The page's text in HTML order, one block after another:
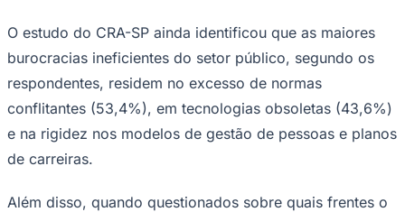
Palmeiras
O estudo do CRA-SP ainda identificou que as maiores
burocracias ineficientes do setor público, segundo os
respondentes, residem no excesso de normas
conflitantes (53,4%), em tecnologias obsoletas (43,6%)
e na rigidez nos modelos de gestão de pessoas e planos
de carreiras.
Além disso, quando questionados sobre quais frentes o